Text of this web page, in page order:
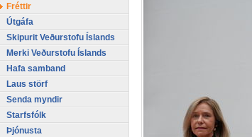
Fréttir
Útgáfa
Skipurit Veðurstofu Íslands
Merki Veðurstofu Íslands
Hafa samband
Laus störf
Senda myndir
Starfsfólk
Þjónusta